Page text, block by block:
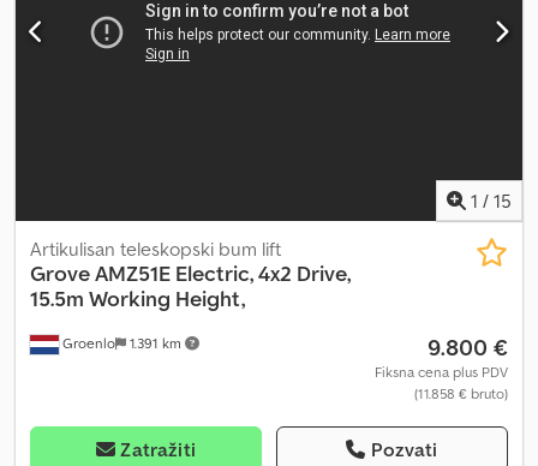
dvostruka pneumatika: 8 komada 215/75 R 17,5, potporni menjački
vitlo sa opterećenjem i brzohodnim režimom, napred, 2 preklopne
potporne noge, pozadi, visina utovara sa teretom cca 850 mm,
1 / 15
Groenlo 1.391 km
Artikulisan teleskopski bum lift
GroveAMZ51E Electric, 4x2 Drive,
15.5m Working Height,
9.800 €
Fiksna cena plus PDV
(11.858 € bruto)
Zatražiti Pozvati